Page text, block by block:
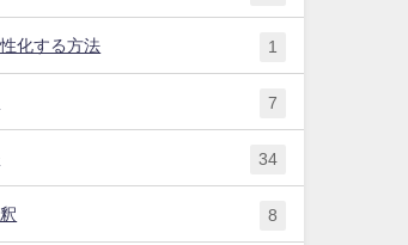
化する方法 1
7
34
8